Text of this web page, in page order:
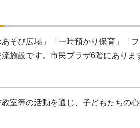
そび広場」「一時預かり保育」「
施設です。市民プラザ6階にありま
室等の活動を通じ、子どもたちの